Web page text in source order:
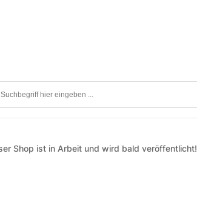
Shop ist in Arbeit und wird bald veröffentlicht!